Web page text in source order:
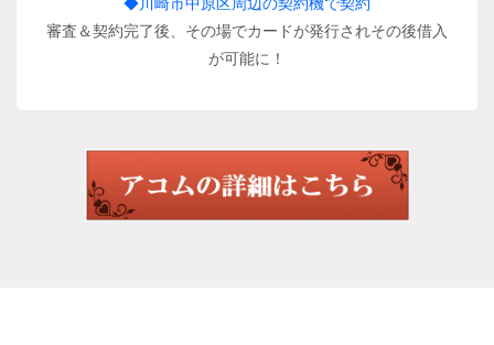
審査＆契約完了後、その場でカードが発行されその後借入
が可能に！